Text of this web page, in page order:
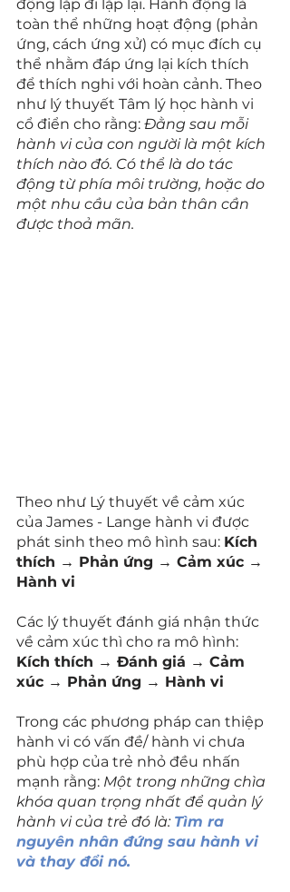
động lặp đi lặp lại. Hành động là
toàn thể những hoạt động (phản
ứng, cách ứng xử) có mục đích cụ
thể nhằm đáp ứng lại kích thích
để thích nghi với hoàn cảnh. Theo
như lý thuyết Tâm lý học hành vi
cổ điển cho rằng: Đằng sau mỗi
hành vi của con người là một kích
thích nào đó. Có thể là do tác
động từ phía môi trường, hoặc do
một nhu cầu của bản thân cần
được thoả mãn.
Theo như Lý thuyết về cảm xúc
của James - Lange hành vi được
phát sinh theo mô hình sau: Kích
thích → Phản ứng → Cảm xúc →
Hành vi
Các lý thuyết đánh giá nhận thức
về cảm xúc thì cho ra mô hình:
Kích thích → Đánh giá → Cảm
xúc → Phản ứng → Hành vi
Trong các phương pháp can thiệp
hành vi có vấn đề/ hành vi chưa
phù hợp của trẻ nhỏ đều nhấn
mạnh rằng: Một trong những chìa
khóa quan trọng nhất để quản lý
hành vi của trẻ đó là: Tìm ra
nguyên nhân đứng sau hành vi
và thay đổi nó.